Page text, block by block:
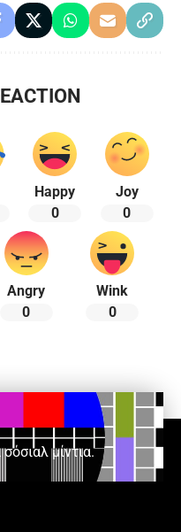
Happy
0
Joy
0
Angry
0
Wink
0
μίντια.